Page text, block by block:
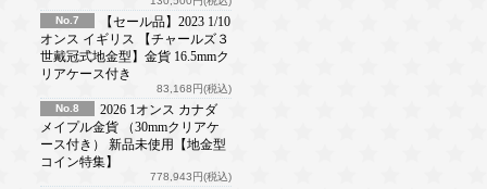
No.7
【セール品】2023 1/10
オンス イギリス 【チャールズ３
世戴冠式地金型】金貨 16.5mmク
リアケース付き
83,168円(税込)
No.8
2026 1オンス カナダ
メイプル金貨 （30mmクリアケ
ース付き） 新品未使用【地金型
コイン特集】
778,943円(税込)